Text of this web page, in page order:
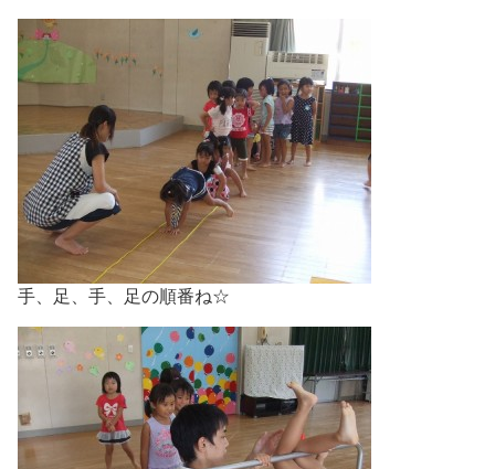
手、足、手、足の順番ね☆